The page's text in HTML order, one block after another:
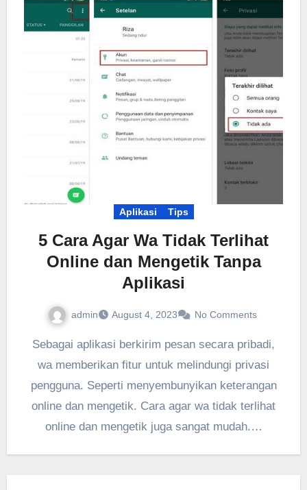
Aplikasi Tips
5 Cara Agar Wa Tidak Terlihat
Online dan Mengetik Tanpa
Aplikasi
admin August 4, 2023 No Comments
Sebagai aplikasi berkirim pesan secara pribadi,
wa memberikan fitur untuk melindungi privasi
pengguna. Seperti menyembunyikan keterangan
online dan mengetik. Cara agar wa tidak terlihat
online dan mengetik juga sangat mudah.…